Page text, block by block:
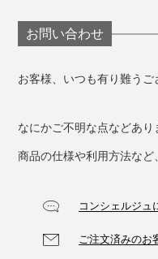
お問い合わせ
お客様、いつも有り難うご
なにかご不明な点などあり
商品の仕様や利用方法など
コンシェルジュ
ご注文済みのお